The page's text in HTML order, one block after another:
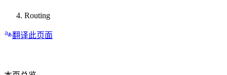
Routing
翻译此页面